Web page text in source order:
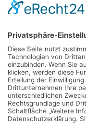
Vintage vs.
Mehr als nur
neues
Mit cleverer
Licht rücken –